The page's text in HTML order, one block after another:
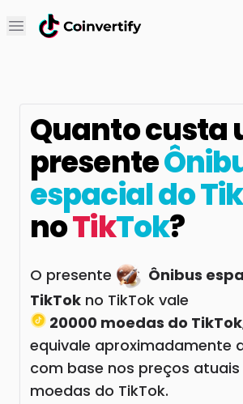
Open main menu
Quanto custa
presente
espacial do
noTikTok?
O presente
Ônibus
TikTok no TikTok vale
20000 moedas do TikTok
equivale aproximadamente
com base nos preços atuais
moedas do TikTok.